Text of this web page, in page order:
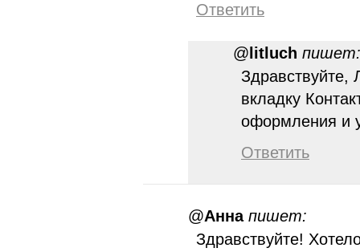
Ответить
@ litluch пишет:
Здравствуйте,
вкладку
оформления и
Ответить
@Анна пишет:
Здравствуйте!